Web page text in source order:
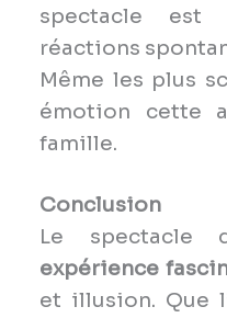
spectacle est
réactions
Même les plus
émotion cette
famille.
Conclusion
Le spectacle
expérience
et illusion. Que